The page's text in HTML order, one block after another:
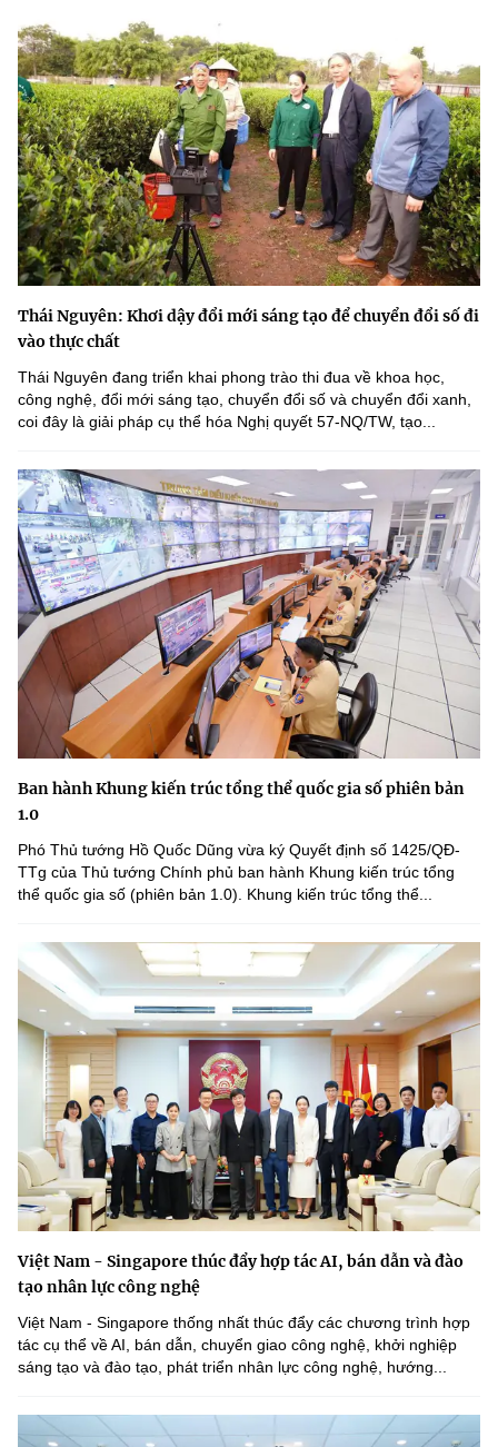
Thái Nguyên: Khơi dậy đổi mới sáng tạo để chuyển đổi số đi
vào thực chất
Thái Nguyên đang triển khai phong trào thi đua về khoa học,
công nghệ, đổi mới sáng tạo, chuyển đổi số và chuyển đổi xanh,
coi đây là giải pháp cụ thể hóa Nghị quyết 57-NQ/TW, tạo...
Ban hành Khung kiến trúc tổng thể quốc gia số phiên bản
1.0
Phó Thủ tướng Hồ Quốc Dũng vừa ký Quyết định số 1425/QĐ-
TTg của Thủ tướng Chính phủ ban hành Khung kiến trúc tổng
thể quốc gia số (phiên bản 1.0). Khung kiến trúc tổng thể...
Việt Nam - Singapore thúc đẩy hợp tác AI, bán dẫn và đào
tạo nhân lực công nghệ
Việt Nam - Singapore thống nhất thúc đẩy các chương trình hợp
tác cụ thể về AI, bán dẫn, chuyển giao công nghệ, khởi nghiệp
sáng tạo và đào tạo, phát triển nhân lực công nghệ, hướng...